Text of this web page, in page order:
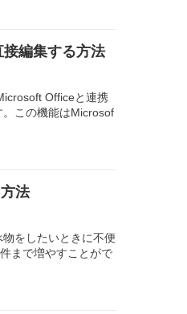
編集する方法
Officeと連携
この機能はMicrosof
法
をしたいときに不便
まで増やすことがで